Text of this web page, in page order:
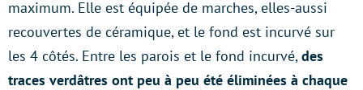
maximum. Elle est équipée de marches, elles-aussi
recouvertes de céramique, et le fond est incurvé sur
les 4 côtés. Entre les parois et le fond incurvé, des
traces verdâtres ont peu à peu été éliminées à chaque